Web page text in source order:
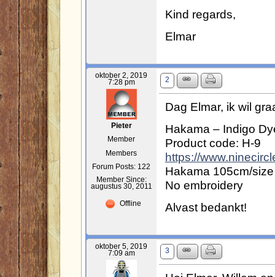
Kind regards,
Elmar
oktober 2, 2019
7:28 pm
Pieter
Member
Members
Forum Posts: 122
Member Since:
augustus 30, 2011
Offline
2
Dag Elmar, ik wil
Hakama – Indigo
Product code: H-9
https://
Hakama 105cm/
No embroidery
Alvast bedankt!
oktober 5, 2019
7:09 am
3